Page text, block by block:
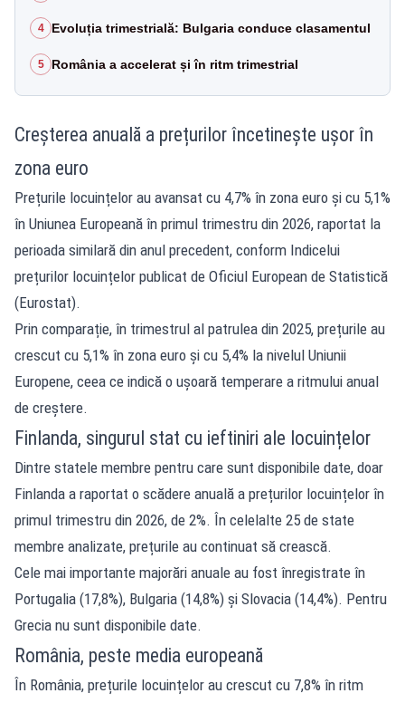
4 Evoluția trimestrială: Bulgaria conduce clasamentul
5 România a accelerat și în ritm trimestrial
Creșterea anuală a prețurilor încetinește ușor în
zona euro
Prețurile locuințelor au avansat cu 4,7% în zona euro și cu 5,1%
în Uniunea Europeană în primul trimestru din 2026, raportat la
perioada similară din anul precedent, conform Indicelui
prețurilor locuințelor publicat de Oficiul European de Statistică
(Eurostat).
Prin comparație, în trimestrul al patrulea din 2025, prețurile au
crescut cu 5,1% în zona euro și cu 5,4% la nivelul Uniunii
Europene, ceea ce indică o ușoară temperare a ritmului anual
de creștere.
Finlanda, singurul stat cu ieftiniri ale locuințelor
Dintre statele membre pentru care sunt disponibile date, doar
Finlanda a raportat o scădere anuală a prețurilor locuințelor în
primul trimestru din 2026, de 2%. În celelalte 25 de state
membre analizate, prețurile au continuat să crească.
Cele mai importante majorări anuale au fost înregistrate în
Portugalia (17,8%), Bulgaria (14,8%) și Slovacia (14,4%). Pentru
Grecia nu sunt disponibile date.
România, peste media europeană
În România, prețurile locuințelor au crescut cu 7,8% în ritm